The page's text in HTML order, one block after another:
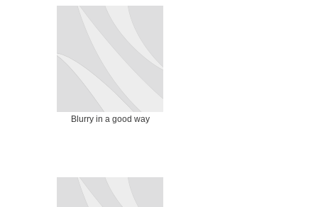
Blurry in a good way